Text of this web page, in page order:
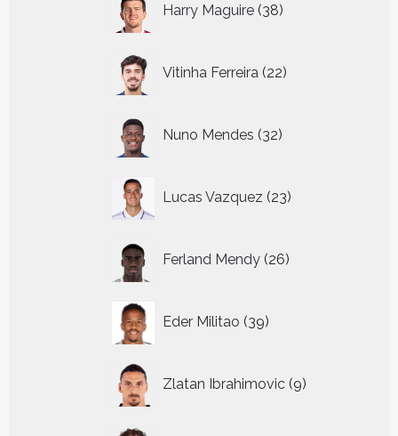
Harry Maguire 38
producten
Vitinha Ferreira 22
producten
Nuno Mendes 32
producten
Lucas Vazquez 23
producten
Ferland Mendy 26
producten
Eder Militao 39
producten
Zlatan Ibrahimovic 9
producten